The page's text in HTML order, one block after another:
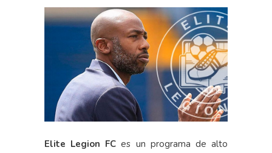
Elite Legion FC es un programa de alto